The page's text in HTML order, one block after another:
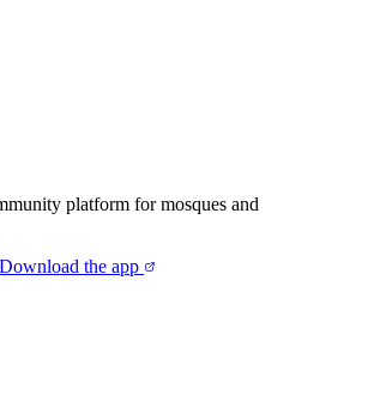
platform for mosques and
Download the app